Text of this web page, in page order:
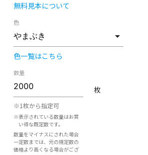
無料見本について
色
色一覧はこちら
数量
※1枚から指定可
※表示されている数量はお買
い得な既定数です。
数量をマイナスにされた場合
一定数までは、元の規定数の
価格より高くなる場合がござ
枚